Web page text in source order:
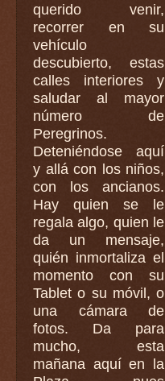
querido venir,
recorrer en su
vehículo
descubierto, estas
calles interiores y
saludar al mayor
número de
Peregrinos.
Deteniéndose aquí
y allá con los niños,
con los ancianos.
Hay quien se le
regala algo, quien le
da un mensaje,
quién inmortaliza el
momento con su
Tablet o su móvil, o
una cámara de
fotos. Da para
mucho, esta
mañana aquí en la